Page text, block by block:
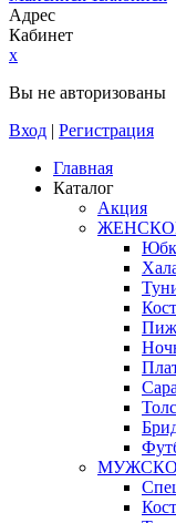
Адрес
Кабинет
x
Вы не авторизованы
Вход | Регистрация
Главная
Каталог
Акция